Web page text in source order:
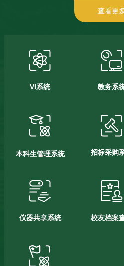
查看更
VI系统 教务系
本科生管理系统 招标采购
仪器共享系统 校友档案